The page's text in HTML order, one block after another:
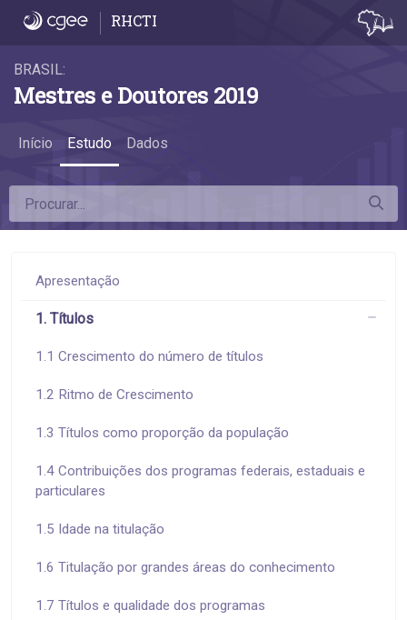
1.3 Títulos como proporção da população
RHCTI
BRASIL:
Mestres e Doutores 2019
Início Estudo Dados
Apresentação
1. Títulos
1.1 Crescimento do número de títulos
1.2 Ritmo de Crescimento
1.3 Títulos como proporção da população
1.4 Contribuições dos programas federais, estaduais e
particulares
1.5 Idade na titulação
1.6 Titulação por grandes áreas do conhecimento
1.7 Títulos e qualidade dos programas